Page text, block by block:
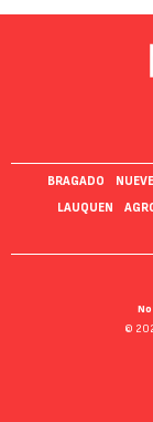
BRAGADO
LAUQUEN
©